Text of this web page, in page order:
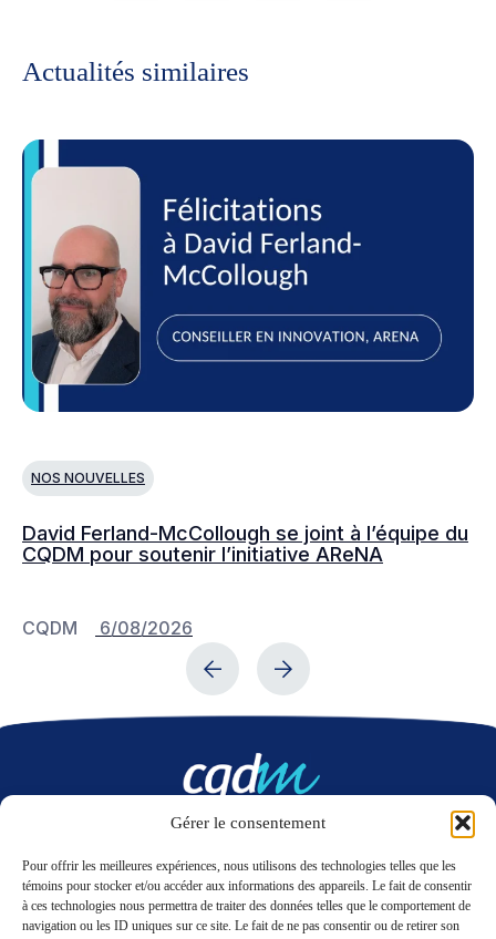
Gérer le consentement
Pour offrir les meilleures expériences, nous utilisons des technologies telles que les
témoins pour stocker et/ou accéder aux informations des appareils. Le fait de consentir
à ces technologies nous permettra de traiter des données telles que le comportement de
navigation ou les ID uniques sur ce site. Le fait de ne pas consentir ou de retirer son
Actualités similaires
NOS NOUVELLES
David Ferland-McCollough se joint à l’équipe du
CQDM pour soutenir l’initiative AReNA
CQDM 6/08/2026
LinkedIn Twitter